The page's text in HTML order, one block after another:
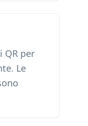
QR per
Le